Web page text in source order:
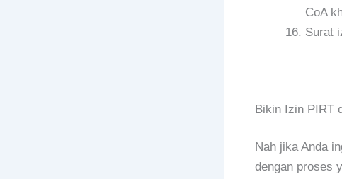
CoA
Surat
Bikin Izin PIRT
Nah jika Anda
dengan proses